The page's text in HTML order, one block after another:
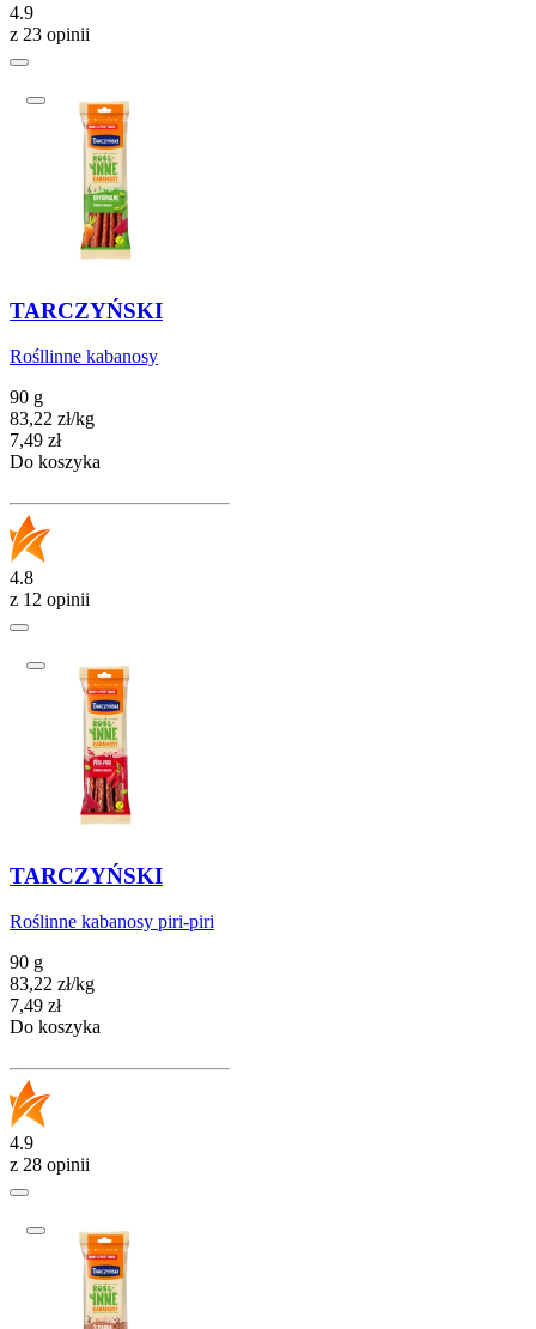
4.9
z 23 opinii
TARCZYŃSKI
Rośllinne kabanosy
90 g
83,22 zł/kg
Cena
7,49 zł
Do koszyka
4.8
z 12 opinii
TARCZYŃSKI
Roślinne kabanosy piri-piri
90 g
83,22 zł/kg
Cena
7,49 zł
Do koszyka
4.9
z 28 opinii